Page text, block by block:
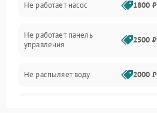
Вода
Гигиена
Программное обеспечение
Не работает насос 1800 ₽
Не работает панель
управления
2500 ₽
Не распыляет воду 2000 ₽